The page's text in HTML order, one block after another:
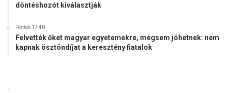
döntéshozót kiválasztják
Péntek 17:40
Felvették őket magyar egyetemekre, mégsem jöhetnek: nem
kapnak ösztöndíjat a keresztény fiatalok